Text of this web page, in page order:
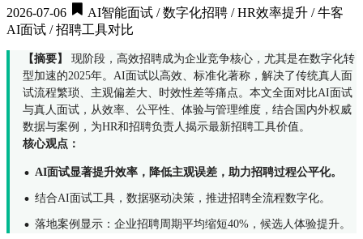
2026-07-06
AI智能面试 / 数字化招聘 / HR效率提升 / 牛客
AI面试 / 招聘工具对比
【摘要】
现阶段，高效招聘成为企业竞争核心，尤其是在数字化转
型加速的2025年。AI面试以高效、标准化著称，解决了传统真人面
试流程繁琐、主观偏差大、时效性差等痛点。本文全面对比AI面试
与真人面试，从效率、公平性、体验与管理维度，结合国内外权威
数据与案例，为HR和招聘负责人揭示最新招聘工具价值。
核心观点：
· AI面试显著提升效率，降低主观误差，助力招聘过程公平化。
· 结合AI面试工具，数据驱动决策，推进招聘全流程数字化。
· 落地案例显示：企业招聘周期平均缩短40%，候选人体验提升。